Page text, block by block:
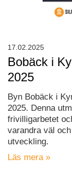
Bobäck i
2025
Byn Bobäck i
2025. Denna
frivilligarbetet
varandra väl
utveckling.
Läs mera »
17.02.2025